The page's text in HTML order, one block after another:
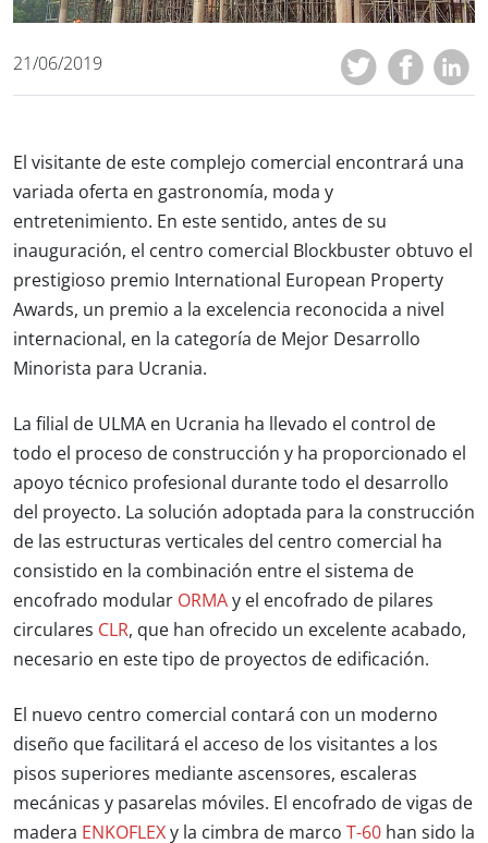
21/06/2019
El visitante de este complejo comercial encontrará una
variada oferta en gastronomía, moda y
entretenimiento. En este sentido, antes de su
inauguración, el centro comercial Blockbuster obtuvo el
prestigioso premio International European Property
Awards, un premio a la excelencia reconocida a nivel
internacional, en la categoría de Mejor Desarrollo
Minorista para Ucrania.
La filial de ULMA en Ucrania ha llevado el control de
todo el proceso de construcción y ha proporcionado el
apoyo técnico profesional durante todo el desarrollo
del proyecto. La solución adoptada para la construcción
de las estructuras verticales del centro comercial ha
consistido en la combinación entre el sistema de
encofrado modular ORMA y el encofrado de pilares
circulares CLR, que han ofrecido un excelente acabado,
necesario en este tipo de proyectos de edificación.
El nuevo centro comercial contará con un moderno
diseño que facilitará el acceso de los visitantes a los
pisos superiores mediante ascensores, escaleras
mecánicas y pasarelas móviles. El encofrado de vigas de
madera ENKOFLEX y la cimbra de marco T-60 han sido la